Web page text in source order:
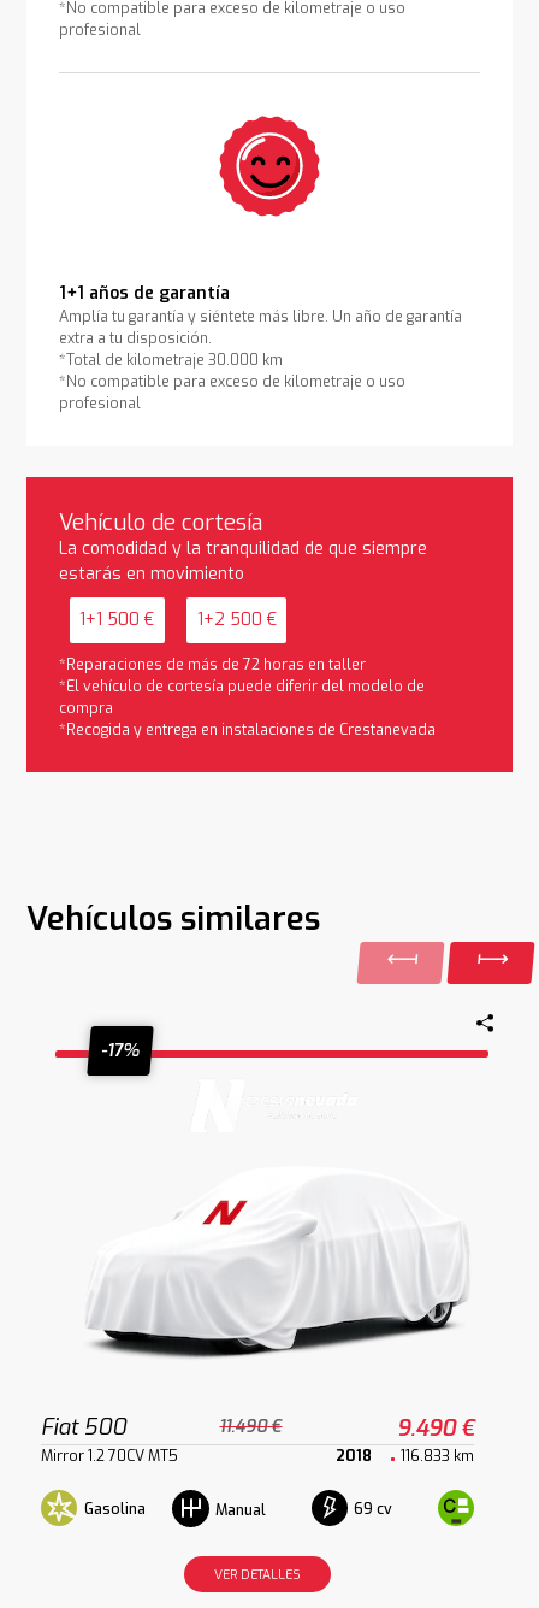
*No compatible para exceso de kilometraje o uso
profesional
1+1 años de garantía
Amplía tu garantía y siéntete más libre. Un año de garantía
extra a tu disposición.
*Total de kilometraje 30.000 km
*No compatible para exceso de kilometraje o uso
profesional
Vehículo de cortesía
La comodidad y la tranquilidad de que siempre
estarás en movimiento
1+1 500 € 1+2 500 €
*Reparaciones de más de 72 horas en taller
*El vehículo de cortesía puede diferir del modelo de
compra
*Recogida y entrega en instalaciones de Crestanevada
Vehículos similares
-17%
Fiat 500 11.490 € 9.490 €
Mirror 1.2 70CV MT5 2018 116.833 km
Gasolina Manual 69 cv
VER DETALLES